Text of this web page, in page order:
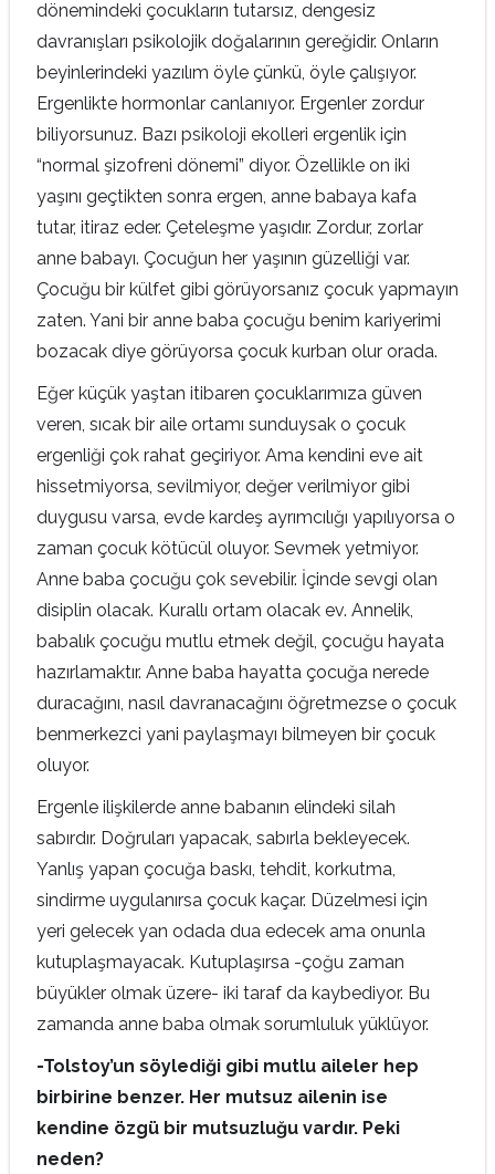
dönemindeki çocukların tutarsız, dengesiz
davranışları psikolojik doğalarının gereğidir. Onların
beyinlerindeki yazılım öyle çünkü, öyle çalışıyor.
Ergenlikte hormonlar canlanıyor. Ergenler zordur
biliyorsunuz. Bazı psikoloji ekolleri ergenlik için
“normal şizofreni dönemi” diyor. Özellikle on iki
yaşını geçtikten sonra ergen, anne babaya kafa
tutar, itiraz eder. Çeteleşme yaşıdır. Zordur, zorlar
anne babayı. Çocuğun her yaşının güzelliği var.
Çocuğu bir külfet gibi görüyorsanız çocuk yapmayın
zaten. Yani bir anne baba çocuğu benim kariyerimi
bozacak diye görüyorsa çocuk kurban olur orada.
Eğer küçük yaştan itibaren çocuklarımıza güven
veren, sıcak bir aile ortamı sunduysak o çocuk
ergenliği çok rahat geçiriyor. Ama kendini eve ait
hissetmiyorsa, sevilmiyor, değer verilmiyor gibi
duygusu varsa, evde kardeş ayrımcılığı yapılıyorsa o
zaman çocuk kötücül oluyor. Sevmek yetmiyor.
Anne baba çocuğu çok sevebilir. İçinde sevgi olan
disiplin olacak. Kurallı ortam olacak ev. Annelik,
babalık çocuğu mutlu etmek değil, çocuğu hayata
hazırlamaktır. Anne baba hayatta çocuğa nerede
duracağını, nasıl davranacağını öğretmezse o çocuk
benmerkezci yani paylaşmayı bilmeyen bir çocuk
oluyor.
Ergenle ilişkilerde anne babanın elindeki silah
sabırdır. Doğruları yapacak, sabırla bekleyecek.
Yanlış yapan çocuğa baskı, tehdit, korkutma,
sindirme uygulanırsa çocuk kaçar. Düzelmesi için
yeri gelecek yan odada dua edecek ama onunla
kutuplaşmayacak. Kutuplaşırsa -çoğu zaman
büyükler olmak üzere- iki taraf da kaybediyor. Bu
zamanda anne baba olmak sorumluluk yüklüyor.
-Tolstoy’un söylediği gibi mutlu aileler hep
birbirine benzer. Her mutsuz ailenin ise
kendine özgü bir mutsuzluğu vardır. Peki
neden?